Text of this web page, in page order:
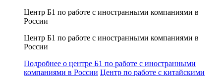
Центр Б1 по работе с иностранными компаниями в
России
Центр Б1 по работе с иностранными компаниями в
России
Подробнее о центре Б1 по работе с иностранными
компаниями в России Центр по работе с китайскими